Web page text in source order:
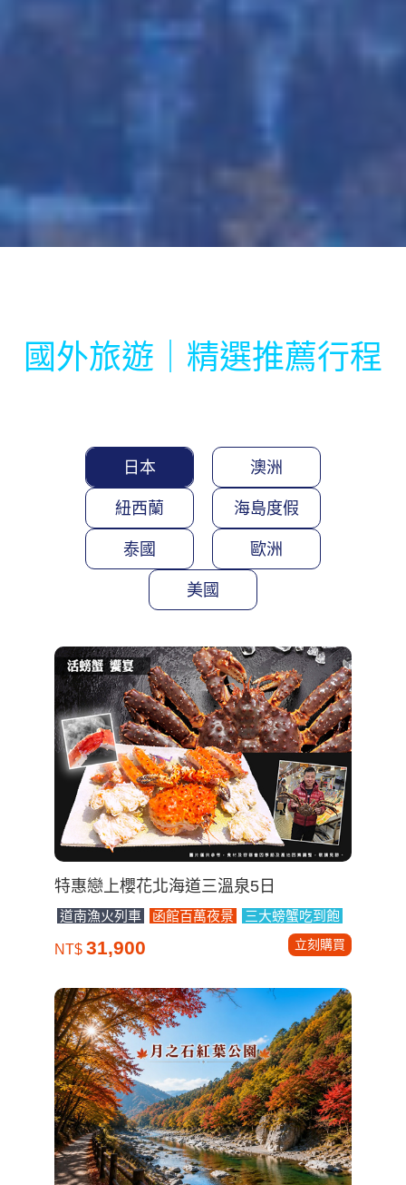
國外旅遊｜精選推薦行程
日本 澳洲
紐西蘭 海島度假
泰國 歐洲
美國
特惠戀上櫻花北海道三溫泉5日
道南漁火列車 函館百萬夜景 三大螃蟹吃到飽
NT$ 31,900 立刻購買